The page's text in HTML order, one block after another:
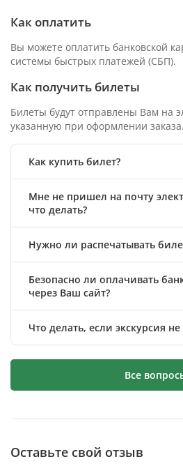
Как оплатить
Вы можете оплатить банковской
системы быстрых платежей (СБП).
Как получить билеты
Билеты будут отправлены Вам на
указанную при оформлении заказа.
Как купить билет?
Мне не пришел на почту
что делать?
Нужно ли распечатывать
Безопасно ли оплачивать
через Ваш сайт?
Что делать, если экскурсия не
Все
Оставьте свой отзыв